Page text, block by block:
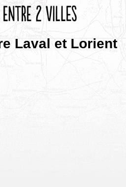
Laval et Lorient